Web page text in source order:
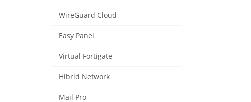
WireGuard Cloud
Easy Panel
Virtual Fortigate
Hibrid Network
Mail Pro